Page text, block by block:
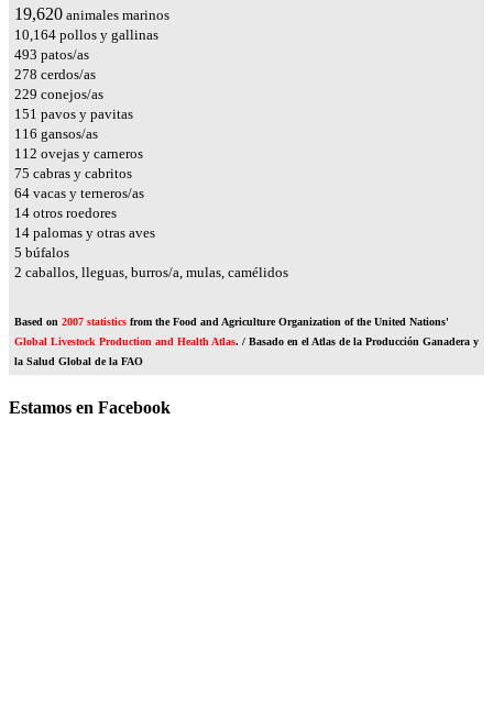
23,188 animales marinos
12,012 pollos y gallinas
583 patos/as
329 cerdos/as
271 conejos/as
178 pavos y pavitas
137 gansos/as
133 ovejas y carneros
89 cabras y cabritos
75 vacas y terneros/as
17 otros roedores
16 palomas y otras aves
6 búfalos
2 caballos, lleguas, burros/a, mulas, camélidos
Based on 2007 statistics from the Food and Agriculture Organization of the United Nations'
Global Livestock Production and Health Atlas. / Basado en el Atlas de la Producción Ganadera y
la Salud Global de la FAO
Estamos en Facebook